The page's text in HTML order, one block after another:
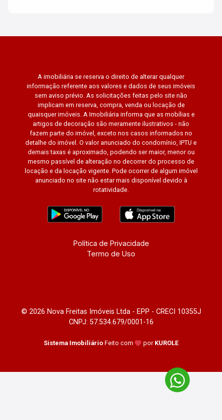
A imobiliária se reserva o direito de alterar qualquer
informação referente aos valores e dados de seus imóveis
sem aviso prévio. As solicitações feitas pelo site não
implicam em reserva, compra, venda ou locação de
quaisquer imóveis. A Imobiliária informa que as mobílias e
artigos de decoração são meramente ilustrativos - não
fazem parte do imóvel, exceto nos casos informados no
detalhe do imóvel. O valor anunciado do condomínio, IPTU e
demais taxas é aproximado, podendo ser maior, menor ou
mesmo passível de alteração no decorrer do processo de
locação e da locação vigente. Pode ocorrer de algum imóvel
anunciado no site não estar mais disponível devido à
rotatividade.
Política de Privacidade
Termo de Uso
© 2026 Nova Freitas Imóveis Ltda - EPP - CRECI 10355J
CNPJ: 57.534.679/0001-16
Sistema Imobiliário Feito com por KUROLE